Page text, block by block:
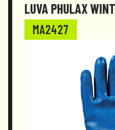
LUVA PHULAX
MA2427